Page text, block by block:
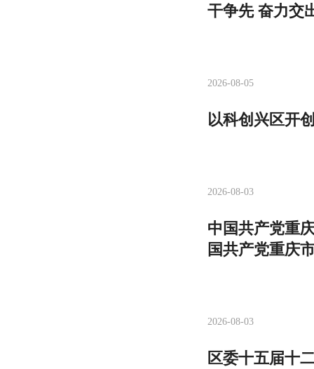
干争先 奋力交
2026-08-05
以科创兴区开
2026-08-03
中国共产党重
国共产党重庆
2026-08-03
区委十五届十